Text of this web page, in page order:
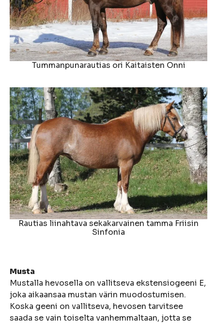
Tummanpunarautias ori Kaitaisten Onni
Rautias liinahtava sekakarvainen tamma Friisin
Sinfonia
Musta
Mustalla hevosella on vallitseva ekstensiogeeni E,
joka aikaansaa mustan värin muodostumisen.
Koska geeni on vallitseva, hevosen tarvitsee
saada se vain toiselta vanhemmaltaan, jotta se